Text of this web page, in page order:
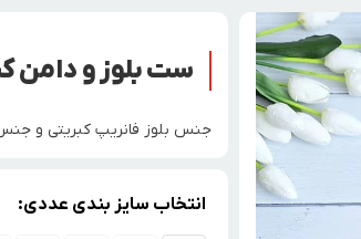
ست بلوز و دامن
جنس بلوز فانریپ کبریتی و جنس
انتخاب سایز بندی عددی: